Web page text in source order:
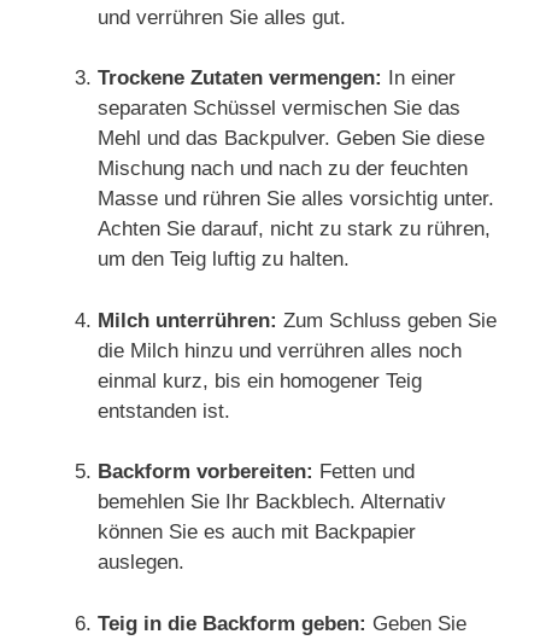
und verrühren Sie alles gut.
Trockene Zutaten vermengen: In einer
separaten Schüssel vermischen Sie das
Mehl und das Backpulver. Geben Sie diese
Mischung nach und nach zu der feuchten
Masse und rühren Sie alles vorsichtig unter.
Achten Sie darauf, nicht zu stark zu rühren,
um den Teig luftig zu halten.
Milch unterrühren: Zum Schluss geben Sie
die Milch hinzu und verrühren alles noch
einmal kurz, bis ein homogener Teig
entstanden ist.
Backform vorbereiten: Fetten und
bemehlen Sie Ihr Backblech. Alternativ
können Sie es auch mit Backpapier
auslegen.
Teig in die Backform geben: Geben Sie